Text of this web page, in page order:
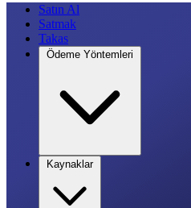
Satın Al
Satmak
Takas
Ödeme Yöntemleri
Kaynaklar